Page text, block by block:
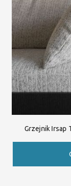
Grzejnik Irsap